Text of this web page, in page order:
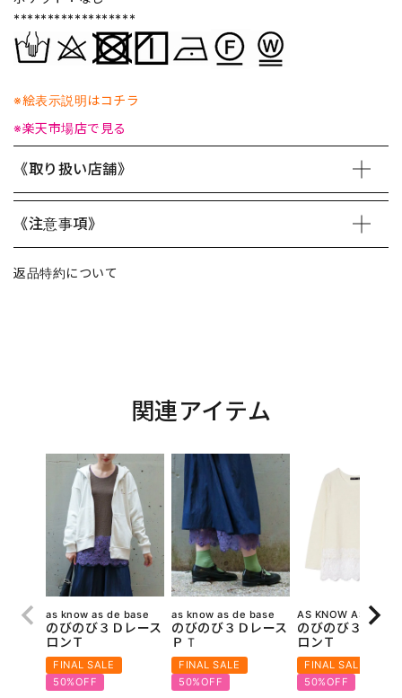
******************
※絵表示説明はコチラ
※楽天市場店で見る
《取り扱い店舗》
《注意事項》
返品特約について
関連アイテム
as know as de base
のびのび３Ｄレース
ロンＴ
FINAL SALE
50%OFF
as know as de base
のびのび３Ｄレース
ＰＴ
FINAL SALE
50%OFF
AS KNOW AS olaca
のびのび３Ｄレ
ロンＴ
FINAL SALE
50%OFF